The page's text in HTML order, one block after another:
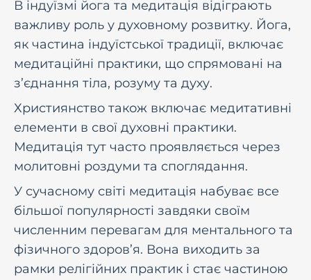
В індуїзмі йога та медитація відіграють
важливу роль у духовному розвитку. Йога,
як частина індуїстської традиції, включає
медитаційні практики, що спрямовані на
з’єднання тіла, розуму та духу.
Християнство також включає медитативні
елементи в свої духовні практики.
Медитація тут часто проявляється через
молитовні роздуми та споглядання.
У сучасному світі медитація набуває все
більшої популярності завдяки своїм
численним перевагам для ментального та
фізичного здоров’я. Вона виходить за
рамки релігійних практик і стає частиною